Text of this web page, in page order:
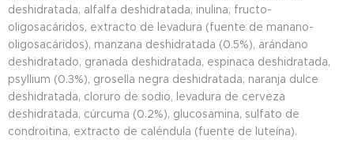
deshidratada, alfalfa deshidratada, inulina, fructo-
oligosacáridos, extracto de levadura (fuente de manano-
oligosacáridos), manzana deshidratada (0.5%), arándano
deshidratado, granada deshidratada, espinaca deshidratada,
psyllium (0.3%), grosella negra deshidratada, naranja dulce
deshidratada, cloruro de sodio, levadura de cerveza
deshidratada, cúrcuma (0.2%), glucosamina, sulfato de
condroitina, extracto de caléndula (fuente de luteína).